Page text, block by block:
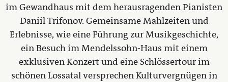
im Gewandhaus mit dem herausragenden Pianisten
Daniil Trifonov. Gemeinsame Mahlzeiten und
Erlebnisse, wie eine Führung zur Musikgeschichte,
ein Besuch im Mendelssohn-Haus mit einem
exklusiven Konzert und eine Schlössertour im
schönen Lossatal versprechen Kulturvergnügen in